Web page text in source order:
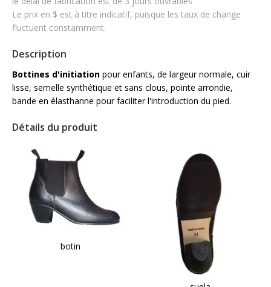
Le prix en $ est à titre indicatif, puisque les taux de change
fluctuent constamment.
Description
Bottines d'initiation pour enfants, de largeur normale, cuir
lisse, semelle synthétique et sans clous, pointe arrondie,
bande en élasthanne pour faciliter l'introduction du pied.
Détails du produit
botin